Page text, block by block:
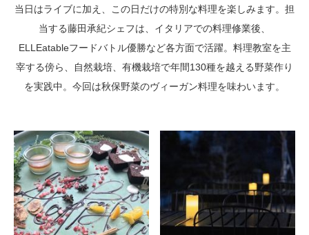
当日はライブに加え、この日だけの特別な料理を楽しみます。担
当する藤田承紀シェフは、イタリアでの料理修業後、
ELLEatableフードバトル優勝など各方面で活躍。料理教室を主
宰する傍ら、自然栽培、有機栽培で年間130種を越える野菜作り
を実践中。今回は秋保野菜のヴィーガン料理を味わいます。